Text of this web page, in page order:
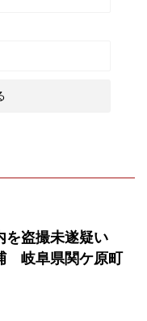
を盗撮未遂疑い
岐阜県関ケ原町